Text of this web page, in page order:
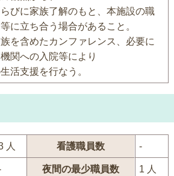
びに家族了解のもと、本施設の職
に立ち合う場合があること。
を含めたカンファレンス、必要に
関への入院等により
活支援を行なう。
人 看護職員数 -
夜間の最少職員数 1 人